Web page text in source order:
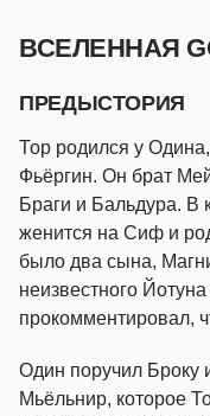
ВСЕЛЕННАЯ
ПРЕДЫСТОРИЯ
Тор родился у
Фьёргин. Он брат
Браги и Бальдура. В
женится на Сиф и
было два сына,
неизвестного
прокомментировал,
Один поручил Броку
Мьёльнир, которое